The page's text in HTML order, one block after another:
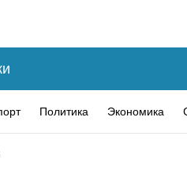
Политика Экономика